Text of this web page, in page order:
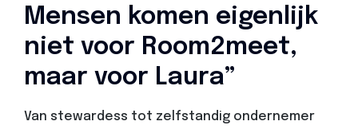
Mensen komen eigenlijk
niet voor Room2meet,
maar voor Laura”
Van stewardess tot zelfstandig ondernemer